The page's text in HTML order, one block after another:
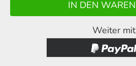
Weiter mit